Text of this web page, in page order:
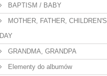
BAPTISM / BABY
MOTHER, FATHER, CHILDREN'S
DAY
GRANDMA, GRANDPA
Elementy do albumów